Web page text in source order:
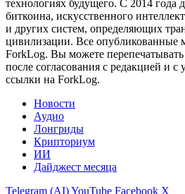
технологиях будущего. С 2014 года
биткоина, искусственного
и других систем, определяющих
цивилизации. Все опубликованные
ForkLog. Вы можете
после согласования с редакцией и с
ссылки на ForkLog.
Новости
Аудио
Лонгриды
Крипториум
ИИ
Дайджест месяца
Telegram (AI)YouTube Facebook X